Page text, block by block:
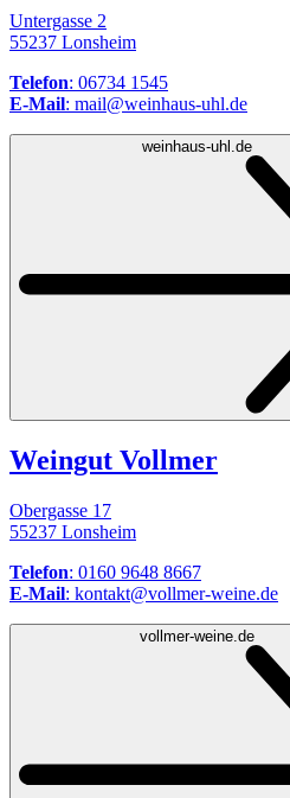
Untergasse 2
55237 Lonsheim
Telefon: 06734 1545
E-Mail: mail@weinhaus-uhl.de
weinhaus-uhl.de
Weingut Vollmer
Obergasse 17
55237 Lonsheim
Telefon: 0160 9648 8667
E-Mail: kontakt@vollmer-weine.de
vollmer-weine.de